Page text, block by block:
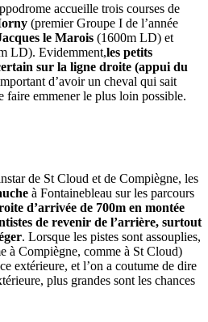
accueille trois courses de
(premier Groupe I de l’année
le Marois (1600m LD) et
LD). Evidemment,les petits
sur la ligne droite (appui du
d’avoir un cheval qui sait
faire emmener le plus loin possible.
de St Cloud et de Compiègne, les
à Fontainebleau sur les parcours
d’arrivée de 700m en montée
de revenir de l’arrière, surtout
. Lorsque les pistes sont assouplies,
à Compiègne, comme à St Cloud)
extérieure, et l’on a coutume de dire
plus grandes sont les chances